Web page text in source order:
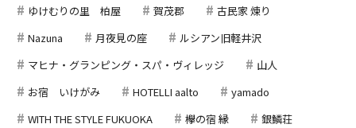
ゆけむりの里 柏屋
賀茂郡
古民家 煉り
Nazuna
月夜見の座
ルシアン旧軽井沢
マヒナ・グランピング・スパ・ヴィレッジ
山人
お宿 いけがみ
HOTELLI aalto
yamado
WITH THE STYLE FUKUOKA
欅の宿 縁
銀鱗荘